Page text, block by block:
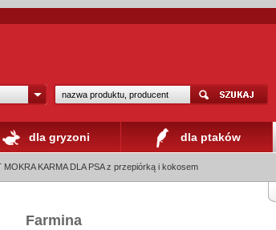
dla gryzoni dla ptaków
KARMA DLA PSA z przepiórką i kokosem
Farmina